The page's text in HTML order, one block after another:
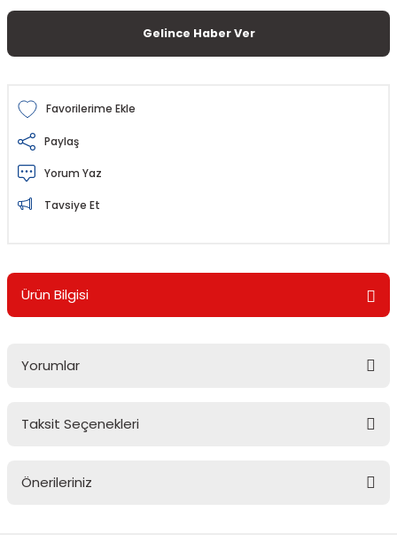
Gelince Haber Ver
Paylaş
Yorum Yaz
Tavsiye Et
Ürün Bilgisi
Yorumlar
Taksit Seçenekleri
Önerileriniz